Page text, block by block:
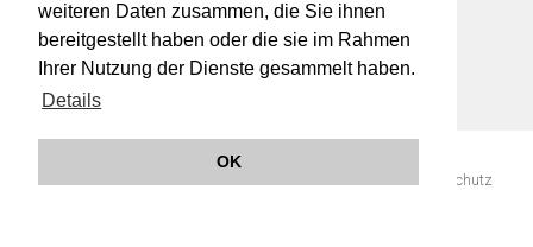
weiteren Daten zusammen, die Sie ihnen
bereitgestellt haben oder die sie im Rahmen
Ihrer Nutzung der Dienste gesammelt haben.
Details
OK
Datenschutz